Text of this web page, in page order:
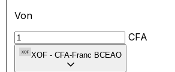
Von
CFA
XOF - CFA-Franc BCEAO